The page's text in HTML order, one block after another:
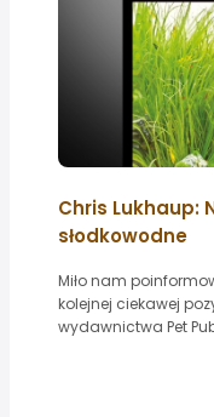
Chris Lukhaup:
słodkowodne
Miło nam
kolejnej ciekawej
wydawnictwa Pet